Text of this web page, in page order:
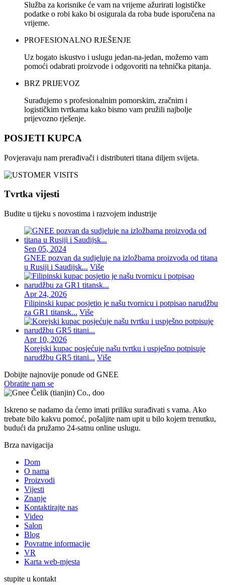
Služba za korisnike će vam na vrijeme ažurirati logističke
podatke o robi kako bi osigurala da roba bude isporučena na
vrijeme.
PROFESIONALNO RJEŠENJE
Uz bogato iskustvo i uslugu jedan-na-jedan, možemo vam
pomoći odabrati proizvode i odgovoriti na tehnička pitanja.
BRZ PRIJEVOZ
Surađujemo s profesionalnim pomorskim, zračnim i
logističkim tvrtkama kako bismo vam pružili najbolje
prijevozno rješenje.
POSJETI KUPCA
Povjeravaju nam prerađivači i distributeri titana diljem svijeta.
Tvrtka vijesti
Budite u tijeku s novostima i razvojem industrije
Sep 05, 2024
GNEE pozvan da sudjeluje na izložbama proizvoda od titana
u Rusiji i Saudijsk... Više
Apr 24, 2026
Filipinski kupac posjetio je našu tvornicu i potpisao narudžbu
za GR1 titansk... Više
Apr 10, 2026
Korejski kupac posjećuje našu tvrtku i uspješno potpisuje
narudžbu GR5 titani... Više
Dobijte najnovije ponude od GNEE
Obratite nam se
Iskreno se nadamo da ćemo imati priliku surađivati ​​s vama. Ako
trebate bilo kakvu pomoć, pošaljite nam upit u bilo kojem trenutku,
budući da pružamo 24-satnu online uslugu.
Brza navigacija
Dom
O nama
Proizvodi
Vijesti
Znanje
Kontaktirajte nas
Video
Salon
Blog
Povratne informacije
VR
Karta web-mjesta
stupite u kontakt